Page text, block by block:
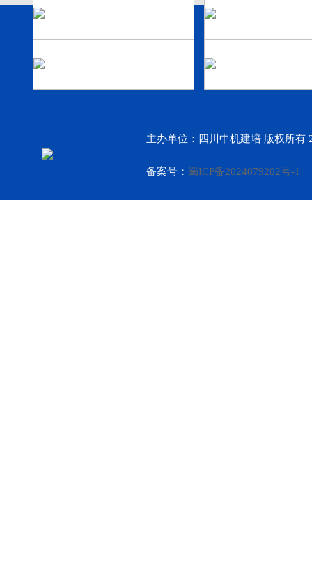
主办单位：四川中机建培 版权所有
备案号： 蜀ICP备2024079202号-1